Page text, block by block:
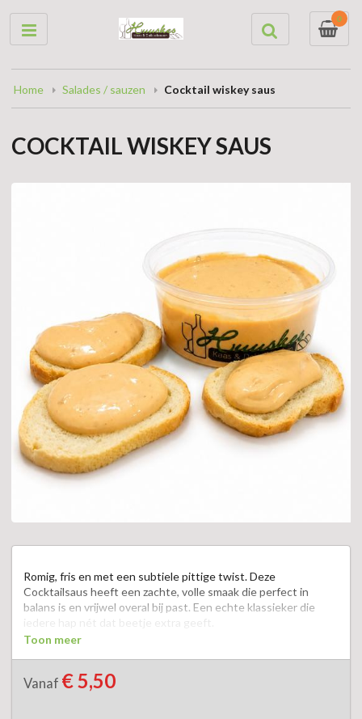
0
Home Salades / sauzen Cocktail wiskey saus
COCKTAIL WISKEY SAUS
Romig, fris en met een subtiele pittige twist. Deze
Cocktailsaus heeft een zachte, volle smaak die perfect in
balans is en vrijwel overal bij past. Een echte klassieker die
iedere hap nét dat beetje extra geeft.
op een sandwich is deze saus een smaakvolle aanvulling.
Toon meer
Vanaf € 5,50